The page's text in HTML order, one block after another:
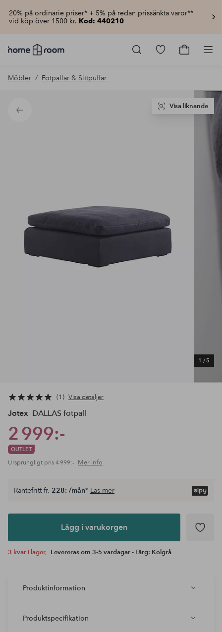
20% på ordinarie priser* + 5% på redan prissänkta varor**
vid köp över 1500 kr. Kod: 440210
Homeroom
–
hemmet
pris
Gå
Gå
Möbler Fotpallar & Sittpuffar
Tillbaka
1 /5
Visa liknande
1 Visa detaljer
Jotex DALLAS fotpall
2 999:-
OUTLET
Ursprungligt pris 4 999:- Mer info
Lägg i
Räntefritt fr. 228:-/mån* Läs mer
Lägg i varukorgen
3 kvar i lager, Levereras om 3-5 vardagar - Färg: Kolgrå
Produktinformation
Produktspecifikation